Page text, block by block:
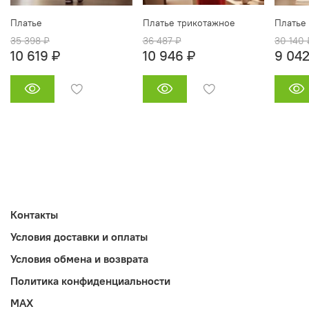
Платье
35 398 ₽
10 619 ₽
Платье трикотажное
36 487 ₽
10 946 ₽
30 140
9
Контакты
Условия доставки и оплаты
Условия обмена и возврата
Политика конфиденциальности
MAX